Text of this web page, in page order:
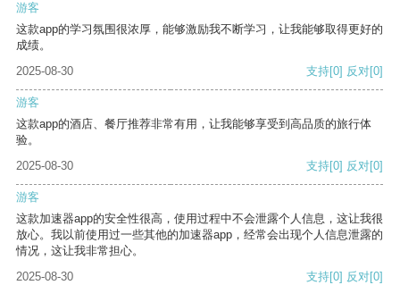
游客
这款app的学习氛围很浓厚，能够激励我不断学习，让我能够取得更好的
成绩。
2025-08-30
支持[0] 反对[0]
游客
这款app的酒店、餐厅推荐非常有用，让我能够享受到高品质的旅行体
验。
2025-08-30
支持[0] 反对[0]
游客
这款加速器app的安全性很高，使用过程中不会泄露个人信息，这让我很
放心。我以前使用过一些其他的加速器app，经常会出现个人信息泄露的
情况，这让我非常担心。
2025-08-30
支持[0] 反对[0]